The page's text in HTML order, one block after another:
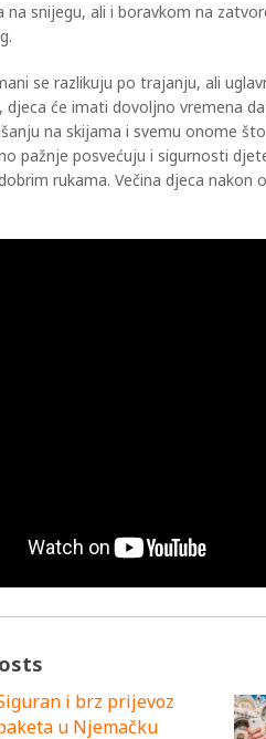
na snijegu, ali i boravkom na
se razlikuju po trajanju, ali
djeca će imati dovoljno vremena
na skijama i svemu onome
pažnje posvećuju i sigurnosti
rukama. Večina djeca nakon
i brz prijevoz
u Njemačku